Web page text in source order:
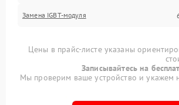
Замена IGBT-модуля
Цены в прайс-листе указаны
Записывайтесь на
Мы проверим ваше устройство и укажем